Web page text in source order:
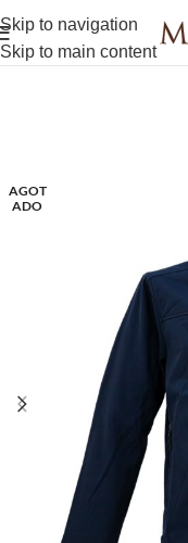
Skip to navigation
Skip to main content
AGOT
ADO